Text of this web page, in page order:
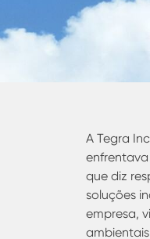
A Tegra
que diz
soluções
empresa,